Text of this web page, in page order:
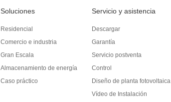
Soluciones
Residencial
Comercio e industria
Gran Escala
Almacenamiento de energía
Caso práctico
Servicio y asistencia
Descargar
Garantía
Servicio postventa
Control
Diseño de planta fotovoltaica
Vídeo de Instalación